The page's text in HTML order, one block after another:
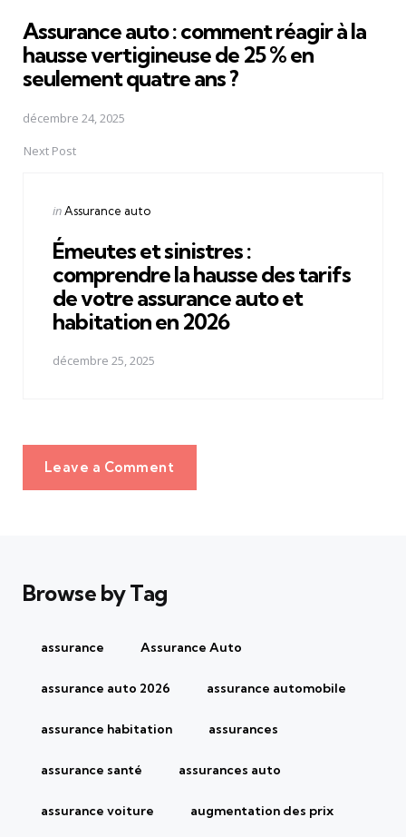
Assurance auto : comment réagir à la
hausse vertigineuse de 25 % en
seulement quatre ans ?
décembre 24, 2025
Next Post
Posted
inAssurance auto
Émeutes et sinistres :
comprendre la hausse des tarifs
de votre assurance auto et
habitation en 2026
décembre 25, 2025
Leave a Comment
Browse by Tag
assurance Assurance Auto
assurance auto 2026 assurance automobile
assurance habitation assurances
assurance santé assurances auto
assurance voiture augmentation des prix